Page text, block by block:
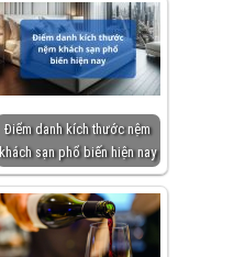
Điểm danh kích thước nệm
khách sạn phổ biến hiện nay